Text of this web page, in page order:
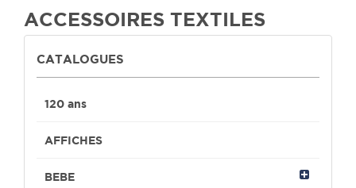
ACCESSOIRES TEXTILES
CATALOGUES
120 ans
AFFICHES
BEBE